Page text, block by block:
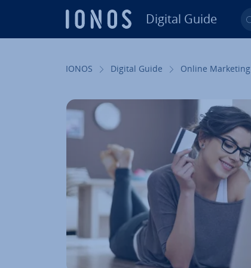
Digital Guide
IONOS Digital Guide Online Marketing